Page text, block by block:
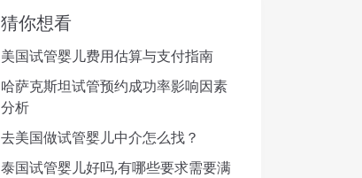
猜你想看
美国试管婴儿费用估算与支付指南
哈萨克斯坦试管预约成功率影响因素
分析
去美国做试管婴儿中介怎么找？
泰国试管婴儿好吗,有哪些要求需要满